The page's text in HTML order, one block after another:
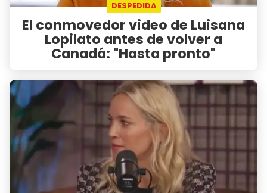
DESPEDIDA
El conmovedor video de Luisana
Lopilato antes de volver a
Canadá: "Hasta pronto"